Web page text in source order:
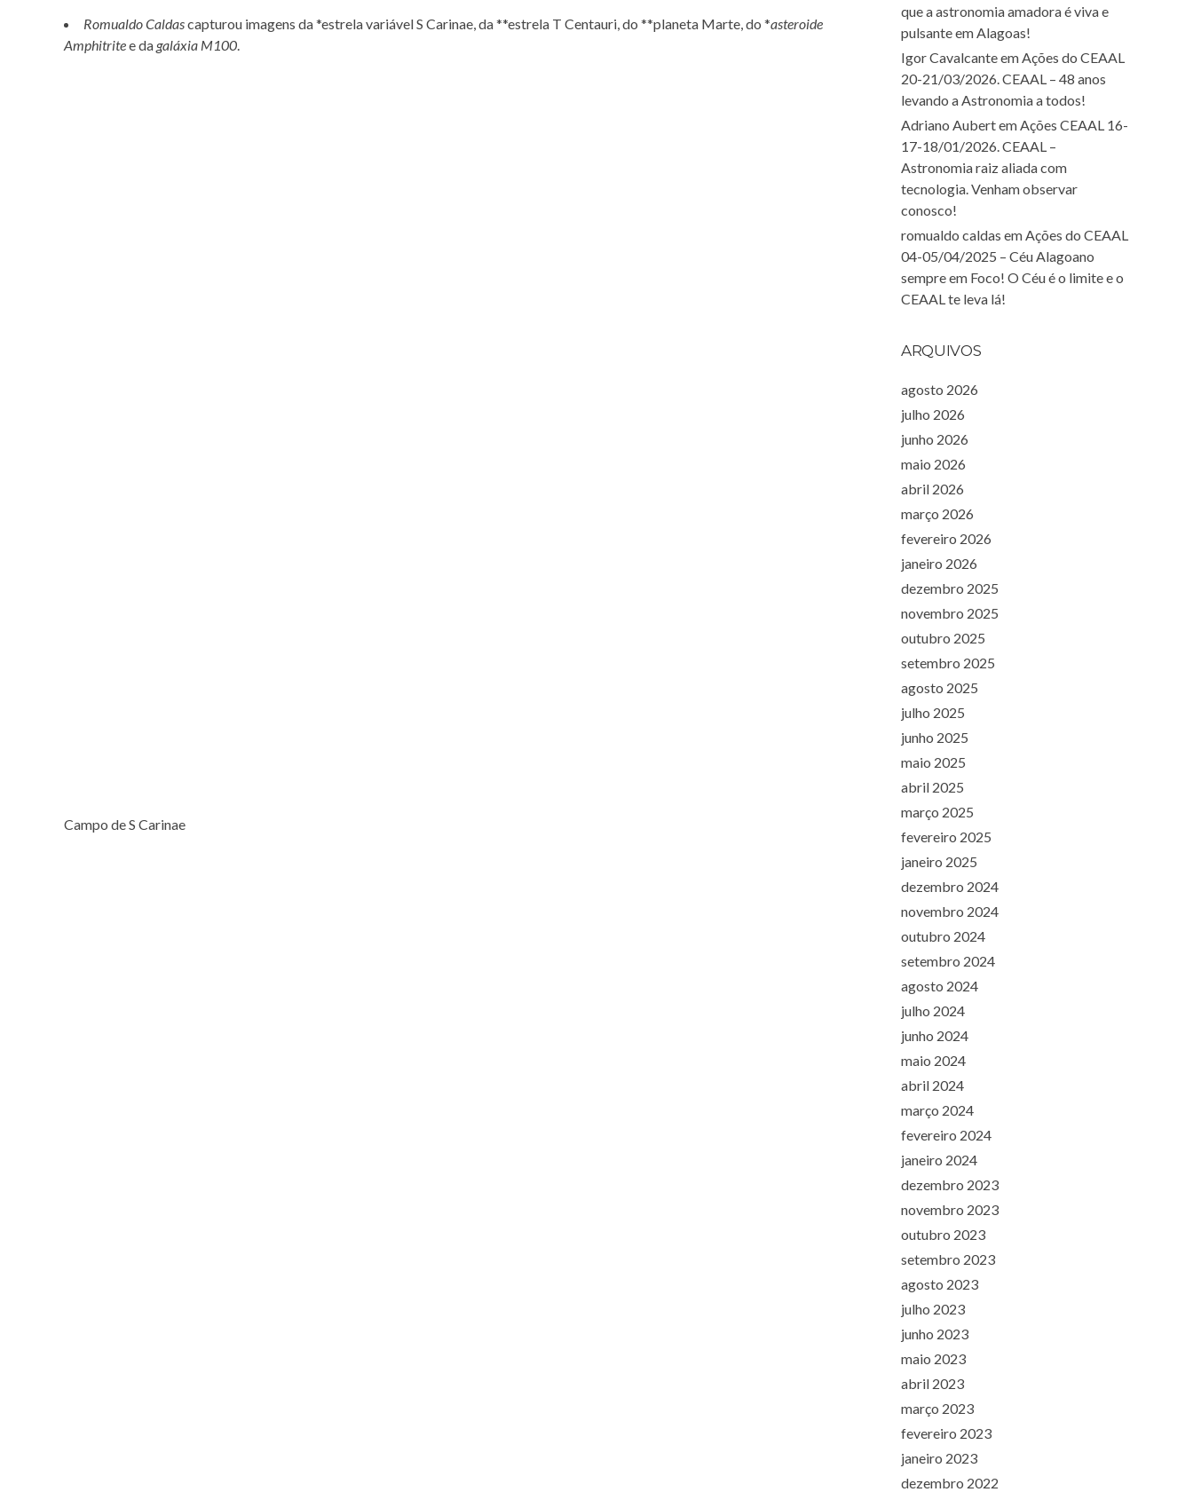
Romualdo Caldascapturou imagens da *estrela variável S Carinae, da **estrela T Centauri, do **planeta Marte, do *asteroide
Amphitritee da galáxia M100
Campo de S Carinae
que a astronomia amadora é viva e
pulsante em Alagoas!
Igor CavalcanteemAções do CEAAL
20-21/03/2026. CEAAL – 48 anos
levando a Astronomia a todos!
Adriano AubertemAções CEAAL 16-
17-18/01/2026. CEAAL –
Astronomia raiz aliada com
tecnologia. Venham observar
conosco!
romualdo caldas emAções do CEAAL
04-05/04/2025 – Céu Alagoano
sempre em Foco! O Céu é o limite e o
CEAAL te leva lá!
ARQUIVOS
agosto 2026
julho 2026
junho 2026
maio 2026
abril 2026
março 2026
fevereiro 2026
janeiro 2026
dezembro 2025
novembro 2025
outubro 2025
setembro 2025
agosto 2025
julho 2025
junho 2025
maio 2025
abril 2025
março 2025
fevereiro 2025
janeiro 2025
dezembro 2024
novembro 2024
outubro 2024
setembro 2024
agosto 2024
julho 2024
junho 2024
maio 2024
abril 2024
março 2024
fevereiro 2024
janeiro 2024
dezembro 2023
novembro 2023
outubro 2023
setembro 2023
agosto 2023
julho 2023
junho 2023
maio 2023
abril 2023
março 2023
fevereiro 2023
janeiro 2023
dezembro 2022